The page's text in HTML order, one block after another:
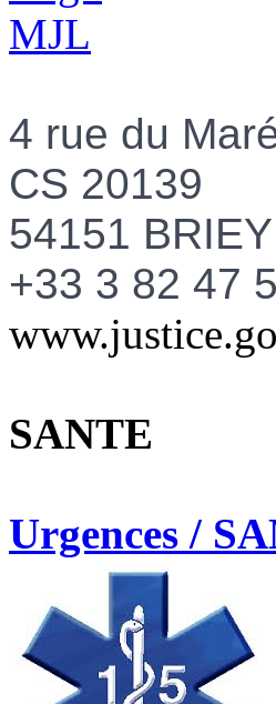
4 rue du
CS 20139
54151
+33 3 82 47
SANTE
Urgences /